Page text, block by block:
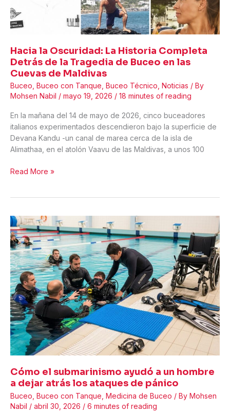
Hacia la Oscuridad: La Historia Completa
Detrás de la Tragedia de Buceo en las
Cuevas de Maldivas
Buceo Buceo con Tanque Buceo Técnico Noticias / By
Mohsen Nabil / mayo 19, 2026 / 18 minutes of reading
En la mañana del 14 de mayo de 2026, cinco buceadores
italianos experimentados descendieron bajo la superficie de
Devana Kandu -un canal de marea cerca de la isla de
Alimathaa, en el atolón Vaavu de las Maldivas, a unos 100
Hacia
Historia
Completa
Detrás
de
la
Tragedia
de
Buceo
en
las
Cuevas
de
Maldivas
Read More »
Cómo el submarinismo ayudó a un hombre
a dejar atrás los ataques de pánico
Buceo Buceo con Tanque Medicina de Buceo / By Mohsen
Nabil / abril 30, 2026 / 6 minutes of reading